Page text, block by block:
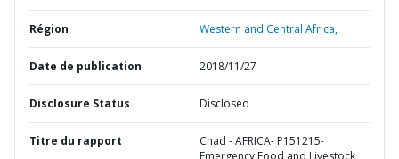
Région Western and Central Africa,
Date de publication 2018/11/27
Disclosure Status Disclosed
Titre du rapport
Chad - AFRICA- P151215-
Emergency Food and Livestock